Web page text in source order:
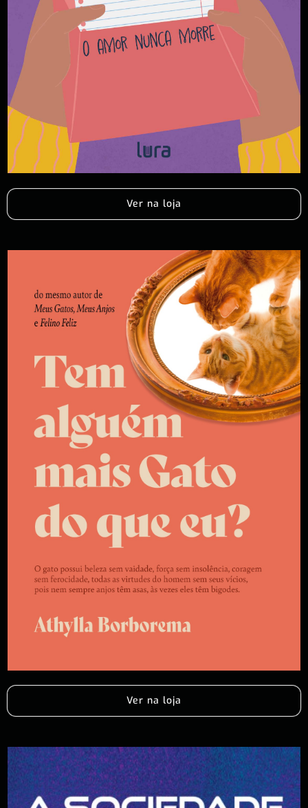
Ver na loja
Ver na loja